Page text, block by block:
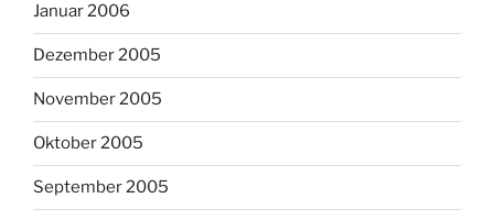
Januar 2006
Dezember 2005
November 2005
Oktober 2005
September 2005